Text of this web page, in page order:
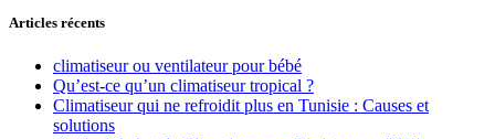
Articles récents
climatiseur ou ventilateur pour bébé
Qu’est-ce qu’un climatiseur tropical ?
Climatiseur qui ne refroidit plus en Tunisie : Causes et
solutions